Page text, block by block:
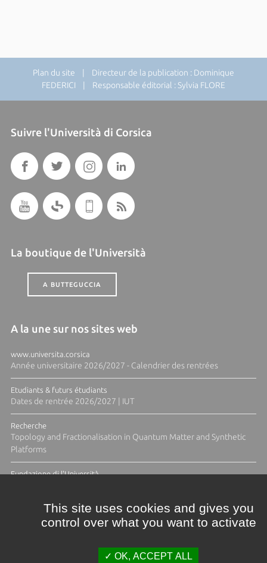
Plan du site | Directeur de la publication : Dominique
FEDERICI | Responsable éditorial : Sylvia FLORE
Suivre l'Università di Corsica
La boutique de l'Università
A BUTTEGUCCIA
A la une sur nos sites web
www.universita.corsica
Année universitaire 2026/2027 - Calendrier des rentrées
Etudiants & futurs étudiants
Dates de rentrée 2026/2027 | IUT
Recherche
Topology and Fractionalisation in Quantum Matter and Synthetic
Platforms
Fundazione di l'Università
This site uses cookies and gives you
control over what you want to activate
OK, ACCEPT ALL